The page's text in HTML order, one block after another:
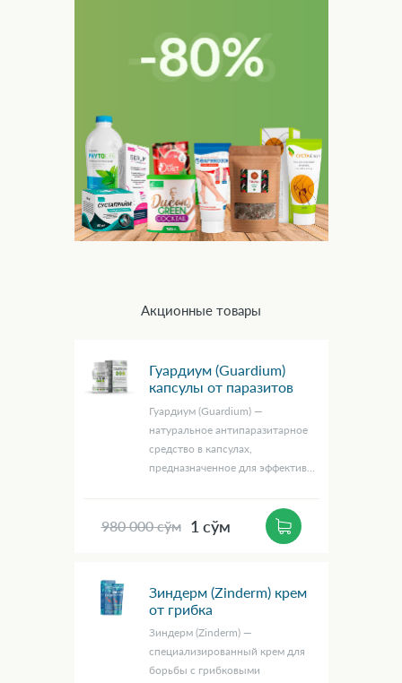
Акционные товары
Гуардиум (Guardium)
капсулы от паразитов
Гуардиум (Guardium) —
натуральное антипаразитарное
средство в капсулах,
предназначенное для эффектив...
980 000 сўм 1 сўм
Зиндерм (Zinderm) крем
от грибка
Зиндерм (Zinderm) —
специализированный крем для
борьбы с грибковыми